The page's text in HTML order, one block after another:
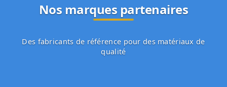
Nos marques partenaires
Des fabricants de référence pour des matériaux de
qualité